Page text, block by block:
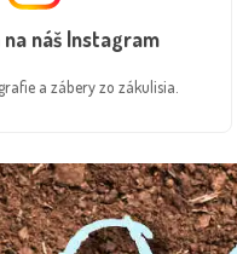
náš Instagram
a zábery zo zákulisia.